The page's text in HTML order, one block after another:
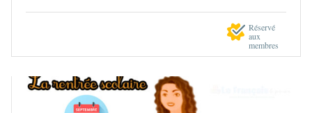
Réservé
aux
membres